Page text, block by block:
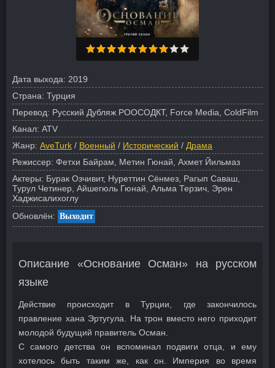
Дата выхода: 2019
Страна: Турция
Перевод: Русский Дубляж РООСОДКТ, Force Media, ColdFilm
Канал: ATV
Жанр: AveTurk / Военный / Исторический / Драма
Режиссер: Фетхи Байрам, Метин Гюнай, Ахмет Йильмаз
Актеры: Бурак Озчивит, Нуреттин Сёнмез, Рагып Саваш,
Турул Четинер, Айшегюль Гюнай, Альма Терзич, Эрен
Хаджисалихоглу
Обновлён: Выходит
Описание «Основание Осман» на русском
языке
Действие происходит в Турции, где закончилось
правление хана Эртугула. На трон вместо него приходит
молодой будущий правитель Осман.
С самого детства он вспоминал подвиги отца, и ему
хотелось быть таким же, как он. Империя во время